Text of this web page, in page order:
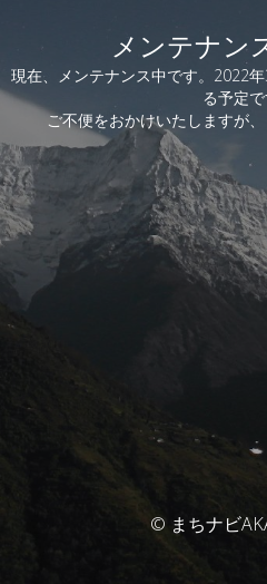
メンテナン
現在、メンテナンス中です。2022
る予定で
ご不便をおかけいたしますが
© まちナビ